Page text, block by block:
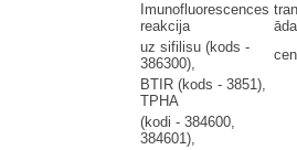
Imunofluorescences
reakcija
uz sifilisu (kods -
386300),
BTIR (kods - 3851),
TPHA
(kodi - 384600,
384601),